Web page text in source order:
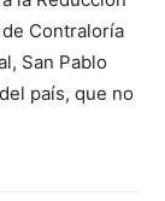
Contraloría
San Pablo
país, que no